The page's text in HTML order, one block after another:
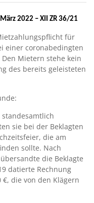
2022 – XII ZR 36/21
für
einer coronabedingten
Mietern stehe kein
des bereits geleisteten
standesamtlich
sie bei der Beklagten
die am
sollte. Nach
die Beklagte
datierte Rechnung
die von den Klägern